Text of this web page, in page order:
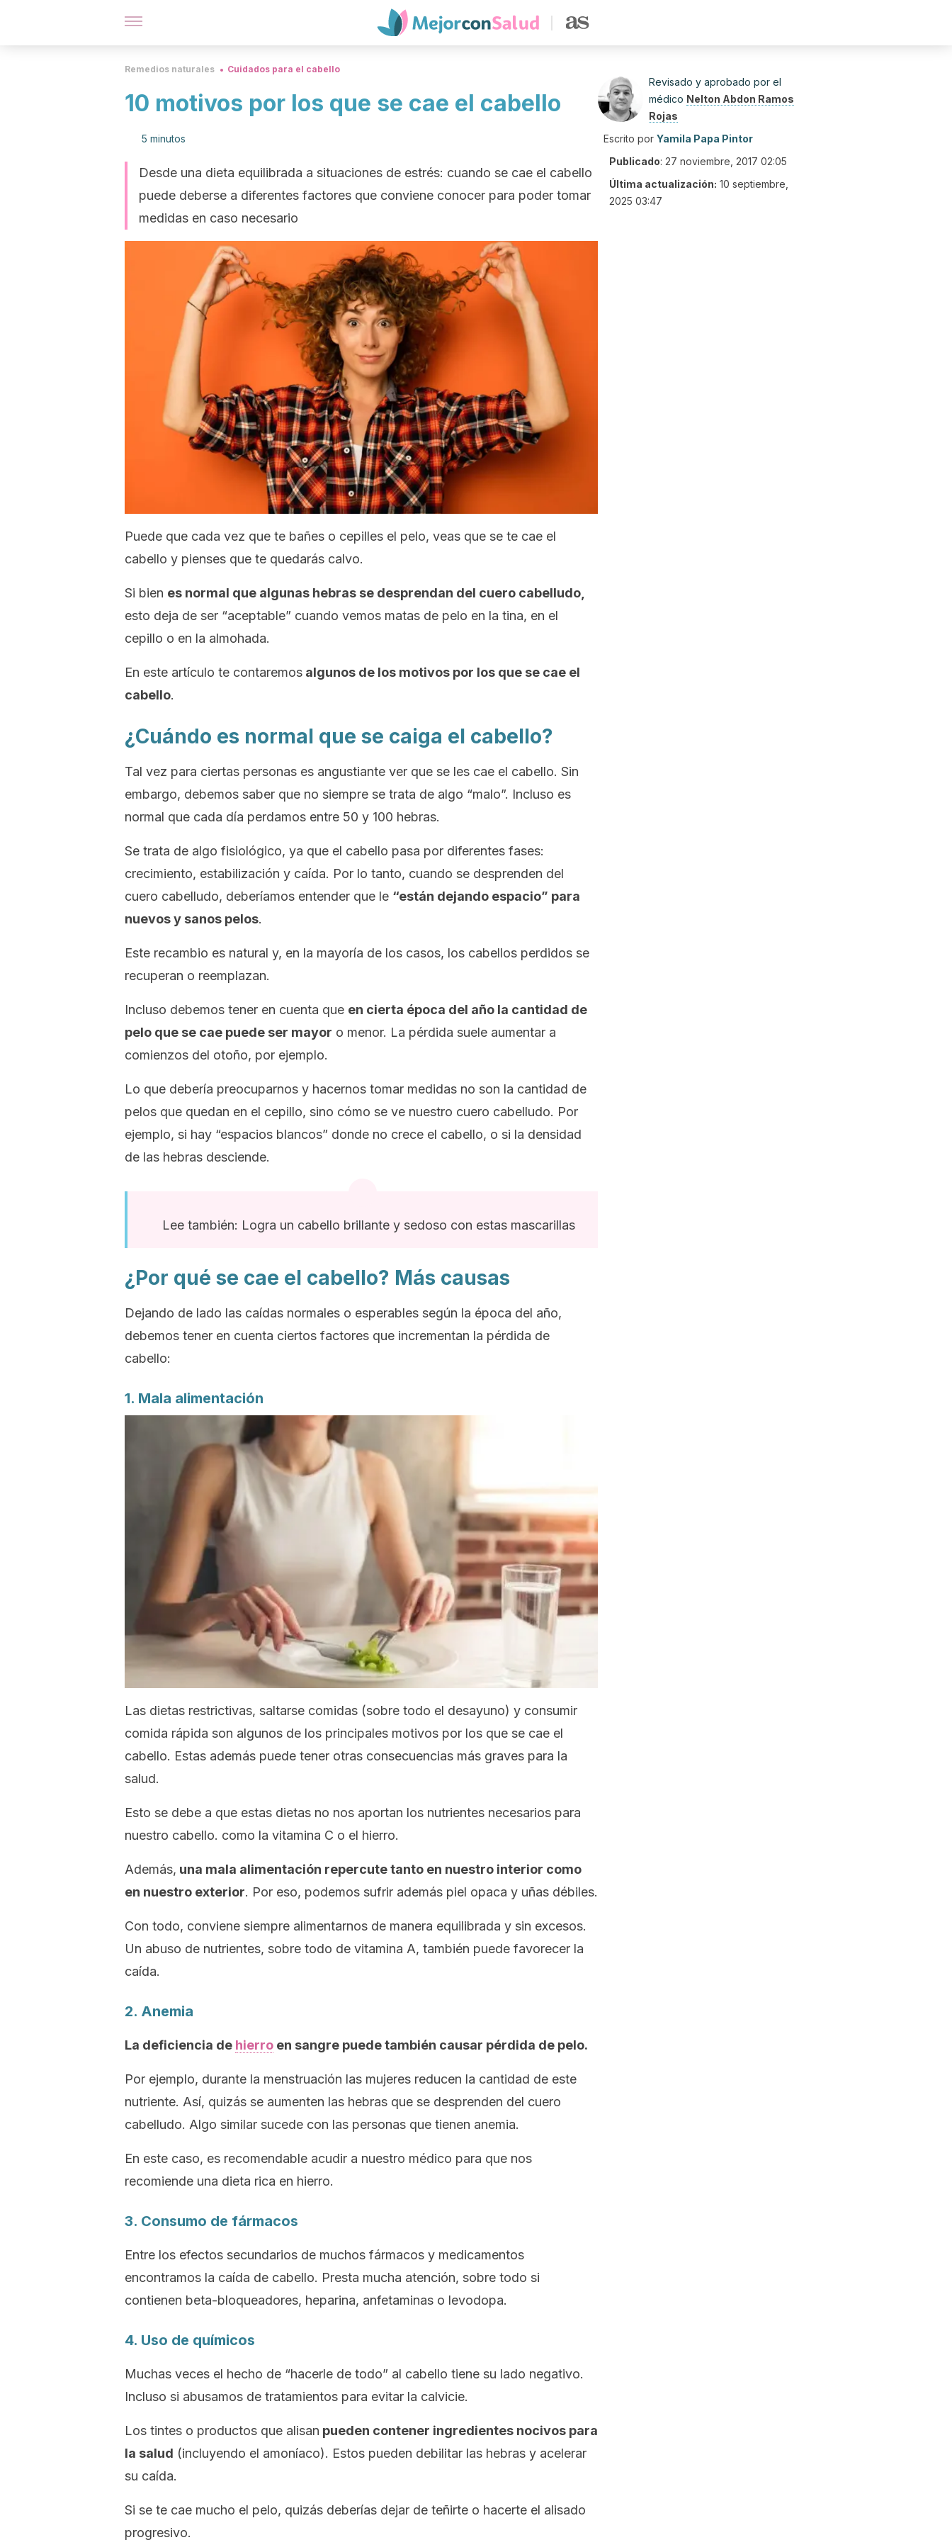
Remedios naturales Cuidados para el cabello
10 motivos por los que se cae el cabello
5 minutos
Desde una dieta equilibrada a situaciones de estrés: cuando se cae el cabello
puede deberse a diferentes factores que conviene conocer para poder tomar
medidas en caso necesario
Puede que cada vez que te bañes o cepilles el pelo, veas que se te cae el
cabello y pienses que te quedarás calvo.
Si bien es normal que algunas hebras se desprendan del cuero cabelludo,
esto deja de ser “aceptable” cuando vemos matas de pelo en la tina, en el
cepillo o en la almohada.
En este artículo te contaremos algunos de los motivos por los que se cae el
cabello.
¿Cuándo es normal que se caiga el cabello?
Tal vez para ciertas personas es angustiante ver que se les cae el cabello. Sin
embargo, debemos saber que no siempre se trata de algo “malo”. Incluso es
normal que cada día perdamos entre 50 y 100 hebras.
Se trata de algo fisiológico, ya que el cabello pasa por diferentes fases:
crecimiento, estabilización y caída. Por lo tanto, cuando se desprenden del
cuero cabelludo, deberíamos entender que le “están dejando espacio” para
nuevos y sanos pelos.
Este recambio es natural y, en la mayoría de los casos, los cabellos perdidos se
recuperan o reemplazan.
Incluso debemos tener en cuenta que en cierta época del año la cantidad de
pelo que se cae puede ser mayor o menor. La pérdida suele aumentar a
comienzos del otoño, por ejemplo.
Lo que debería preocuparnos y hacernos tomar medidas no son la cantidad de
pelos que quedan en el cepillo, sino cómo se ve nuestro cuero cabelludo. Por
ejemplo, si hay “espacios blancos” donde no crece el cabello, o si la densidad
de las hebras desciende.
Lee también: Logra un cabello brillante y sedoso con estas mascarillas
¿Por qué se cae el cabello? Más causas
Dejando de lado las caídas normales o esperables según la época del año,
debemos tener en cuenta ciertos factores que incrementan la pérdida de
cabello:
1. Mala alimentación
Las dietas restrictivas, saltarse comidas (sobre todo el desayuno) y consumir
comida rápida son algunos de los principales motivos por los que se cae el
cabello. Estas además puede tener otras consecuencias más graves para la
salud.
Esto se debe a que estas dietas no nos aportan los nutrientes necesarios para
nuestro cabello. como la vitamina C o el hierro.
Además, una mala alimentación repercute tanto en nuestro interior como
en nuestro exterior. Por eso, podemos sufrir además piel opaca y uñas débiles.
Con todo, conviene siempre alimentarnos de manera equilibrada y sin excesos.
Un abuso de nutrientes, sobre todo de vitamina A, también puede favorecer la
caída.
2. Anemia
La deficiencia de hierro en sangre puede también causar pérdida de pelo.
Por ejemplo, durante la menstruación las mujeres reducen la cantidad de este
nutriente. Así, quizás se aumenten las hebras que se desprenden del cuero
cabelludo. Algo similar sucede con las personas que tienen anemia.
En este caso, es recomendable acudir a nuestro médico para que nos
recomiende una dieta rica en hierro.
3. Consumo de fármacos
Entre los efectos secundarios de muchos fármacos y medicamentos
encontramos la caída de cabello. Presta mucha atención, sobre todo si
contienen beta-bloqueadores, heparina, anfetaminas o levodopa.
4. Uso de químicos
Muchas veces el hecho de “hacerle de todo” al cabello tiene su lado negativo.
Incluso si abusamos de tratamientos para evitar la calvicie.
Los tintes o productos que alisan pueden contener ingredientes nocivos para
la salud (incluyendo el amoníaco). Estos pueden debilitar las hebras y acelerar
su caída.
Si se te cae mucho el pelo, quizás deberías dejar de teñirte o hacerte el alisado
progresivo.
Revisado y aprobado por el
médico Nelton Abdon Ramos
Rojas
Escrito por Yamila Papa Pintor
Publicado: 27 noviembre, 2017 02:05
Última actualización: 10 septiembre,
2025 03:47